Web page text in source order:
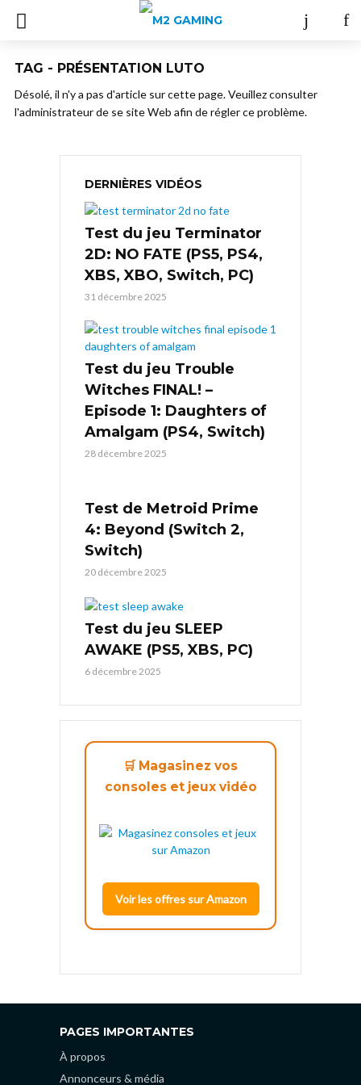
TAG - PRÉSENTATION LUTO
Désolé, il n'y a pas d'article sur cette page. Veuillez consulter
l'administrateur de se site Web afin de régler ce problème.
DERNIÈRES VIDÉOS
Test du jeu Terminator
2D: NO FATE (PS5, PS4,
XBS, XBO, Switch, PC)
31 décembre 2025
Test du jeu Trouble
Witches FINAL! –
Episode 1: Daughters of
Amalgam (PS4, Switch)
28 décembre 2025
Test de Metroid Prime
4: Beyond (Switch 2,
Switch)
20 décembre 2025
Test du jeu SLEEP
AWAKE (PS5, XBS, PC)
6 décembre 2025
🛒 Magasinez vos
consoles et jeux vidéo
Voir les offres sur Amazon
PAGES IMPORTANTES
À propos
Annonceurs & média